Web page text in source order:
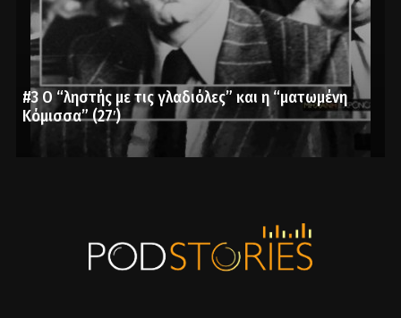
#3 Ο “ληστής με τις γλαδιόλες” και η “ματωμένη
Κόμισσα” (27′)